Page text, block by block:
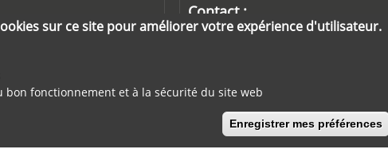
sur ce site pour améliorer votre expérience d'utilisateur.
bon fonctionnement et à la sécurité du site web
Enregistrer mes préférences
Contact :
md63@puy-de-dome.fr